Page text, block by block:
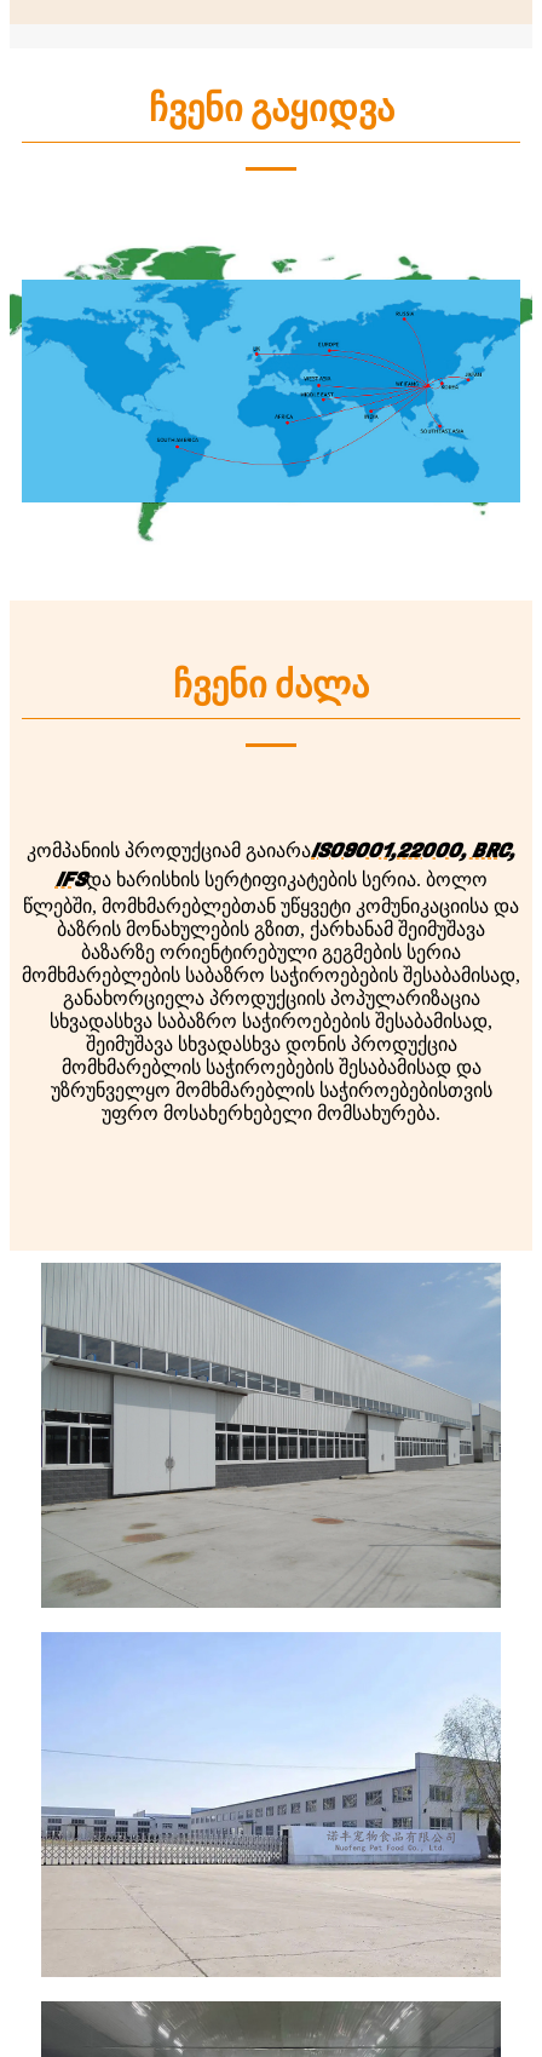
ჩვენი გაყიდვა
ჩვენი ძალა
კომპანიის პროდუქციამ გაიარაISO9001,22000, BRC,
IFSდა ხარისხის სერტიფიკატების სერია. ბოლო
წლებში, მომხმარებლებთან უწყვეტი კომუნიკაციისა და
ბაზრის მონახულების გზით, ქარხანამ შეიმუშავა
ბაზარზე ორიენტირებული გეგმების სერია
მომხმარებლების საბაზრო საჭიროებების შესაბამისად,
განახორციელა პროდუქციის პოპულარიზაცია
სხვადასხვა საბაზრო საჭიროებების შესაბამისად,
შეიმუშავა სხვადასხვა დონის პროდუქცია
მომხმარებლის საჭიროებების შესაბამისად და
უზრუნველყო მომხმარებლის საჭიროებებისთვის
უფრო მოსახერხებელი მომსახურება.